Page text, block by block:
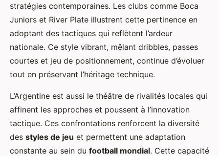
stratégies contemporaines. Les clubs comme Boca
Juniors et River Plate illustrent cette pertinence en
adoptant des tactiques qui reflètent l’ardeur
nationale. Ce style vibrant, mêlant dribbles, passes
courtes et jeu de positionnement, continue d’évoluer
tout en préservant l’héritage technique.
L’Argentine est aussi le théâtre de rivalités locales qui
affinent les approches et poussent à l’innovation
tactique. Ces confrontations renforcent la diversité
des styles de jeu et permettent une adaptation
constante au sein du football mondial. Cette capacité